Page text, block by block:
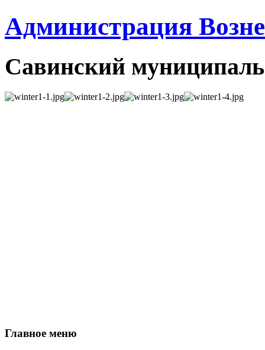
Администрация
Савинский
Главное меню